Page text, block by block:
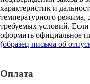
характеристик и
температурного режима,
требуемых условий. Если
оформить официальное
(образец письма об
Оплата